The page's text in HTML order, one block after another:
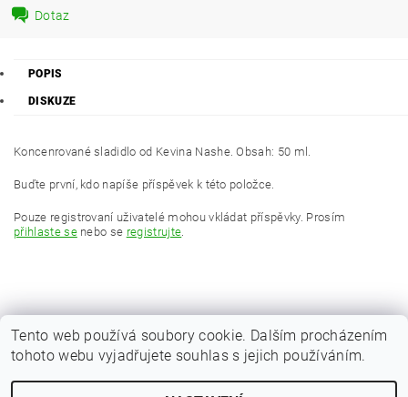
Dotaz
POPIS
DISKUZE
Koncenrované sladidlo od Kevina Nashe. Obsah: 50 ml.
Buďte první, kdo napíše příspěvek k této položce.
Pouze registrovaní uživatelé mohou vkládat příspěvky. Prosím
přihlaste senebo se registrujte.
Zboží.cz Heureka.cz
Tento web používá soubory cookie. Dalším procházením
tohoto webu vyjadřujete souhlas s jejich používáním.